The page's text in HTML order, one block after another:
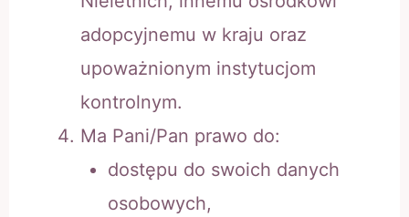
adopcyjnemu w kraju oraz
upoważnionym instytucjom
kontrolnym.
Ma Pani/Pan prawo do:
dostępu do swoich danych
osobowych,